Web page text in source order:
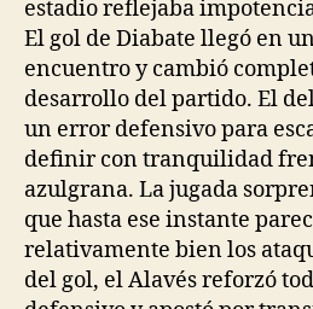
estadio reflejaba
El gol de Diabate llegó en
encuentro y cambió
desarrollo del partido. El
un error defensivo para
definir con tranquilidad
azulgrana. La jugada
que hasta ese instante
relativamente bien los
del gol, el Alavés reforzó